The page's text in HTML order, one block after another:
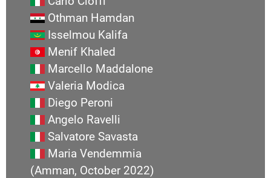
Othman Hamdan
Isselmou Kalifa
Menif Khaled
Marcello Maddalone
Valeria Modica
Diego Peroni
Angelo Ravelli
Salvatore Savasta
Maria Vendemmia
(Amman, October 2022)